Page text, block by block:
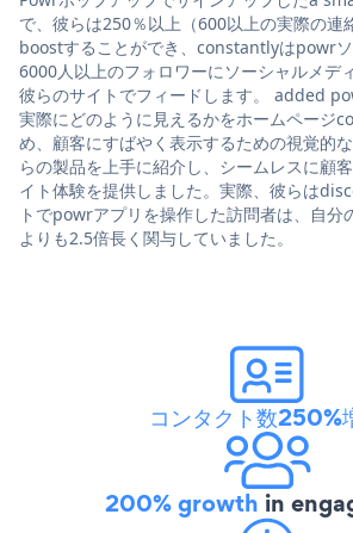
で、彼らは250％以上（600以上の実際の連
boostすることができ、constantlyはpowr
6000人以上のフォロワーにソーシャルメデ
彼らのサイトでフィードします。 added
実際にどのように見えるかをホームページ
め、顧客にすばやく表示するための視覚的
らの製品を上手に紹介し、シームレスに顧
イト体験を提供しました。実際、彼らは
トでpowrアプリを操作した訪問者は、自分
よりも2.5倍長く関与していました。
コンタクト数250%
200% growth in